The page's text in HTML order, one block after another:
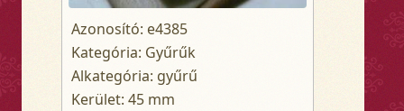
Azonosító: e4385
Kategória: Gyűrűk
Alkategória: gyűrű
Kerület: 45 mm